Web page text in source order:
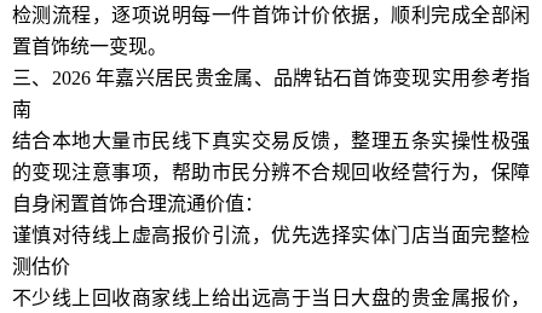
检测流程，逐项说明每一件首饰计价依据，顺利完成全部闲
置首饰统一变现。
三、2026 年嘉兴居民贵金属、品牌钻石首饰变现实用参考指
南
结合本地大量市民线下真实交易反馈，整理五条实操性极强
的变现注意事项，帮助市民分辨不合规回收经营行为，保障
自身闲置首饰合理流通价值：
谨慎对待线上虚高报价引流，优先选择实体门店当面完整检
测估价
不少线上回收商家线上给出远高于当日大盘的贵金属报价，